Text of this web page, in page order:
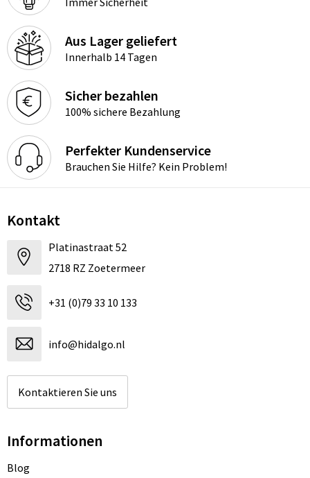
Aus Lager geliefert
Innerhalb 14 Tagen
Sicher bezahlen
100% sichere Bezahlung
Perfekter Kundenservice
Brauchen Sie Hilfe? Kein Problem!
Kontakt
Platinastraat 52
2718 RZ Zoetermeer
+31 (0)79 33 10 133
info@hidalgo.nl
Kontaktieren Sie uns
Informationen
Blog